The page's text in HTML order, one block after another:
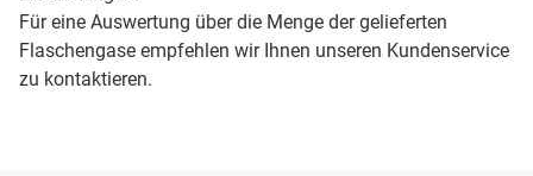
Für eine Auswertung über die Menge der gelieferten
Flaschengase empfehlen wir Ihnen unseren Kundenservice
zu kontaktieren.